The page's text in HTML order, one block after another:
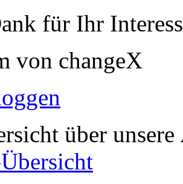
für Ihr
von changeX
über unsere